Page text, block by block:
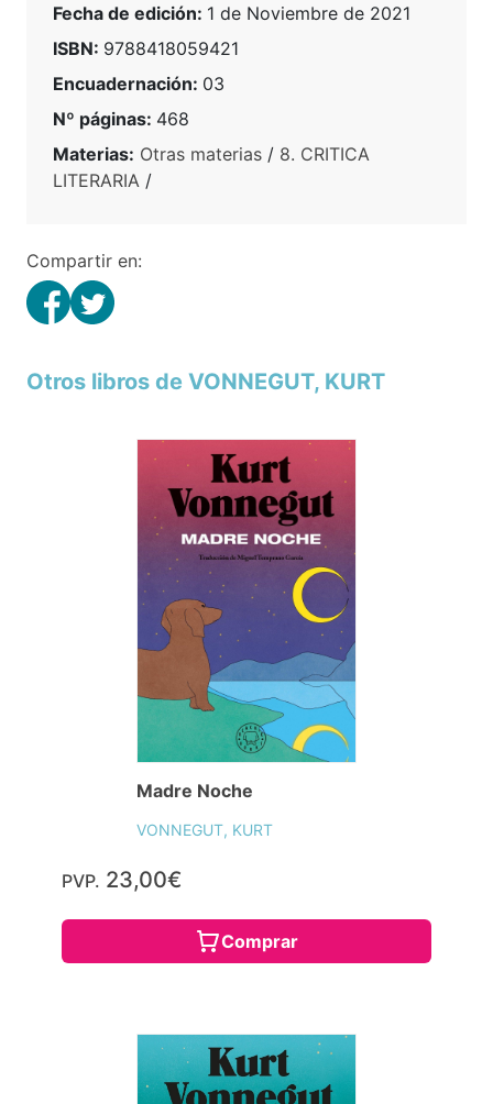
Fecha de edición: 1 de Noviembre de 2021
ISBN: 9788418059421
Encuadernación: 03
Nº páginas: 468
Materias: Otras materias / 8. CRITICA
LITERARIA /
Compartir en:
Otros libros de VONNEGUT, KURT
Madre Noche
VONNEGUT, KURT
PVP. 23,00€
Comprar